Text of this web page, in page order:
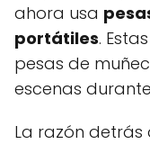
ahora usa
portátiles.
pesas de
escenas
La razón detrás